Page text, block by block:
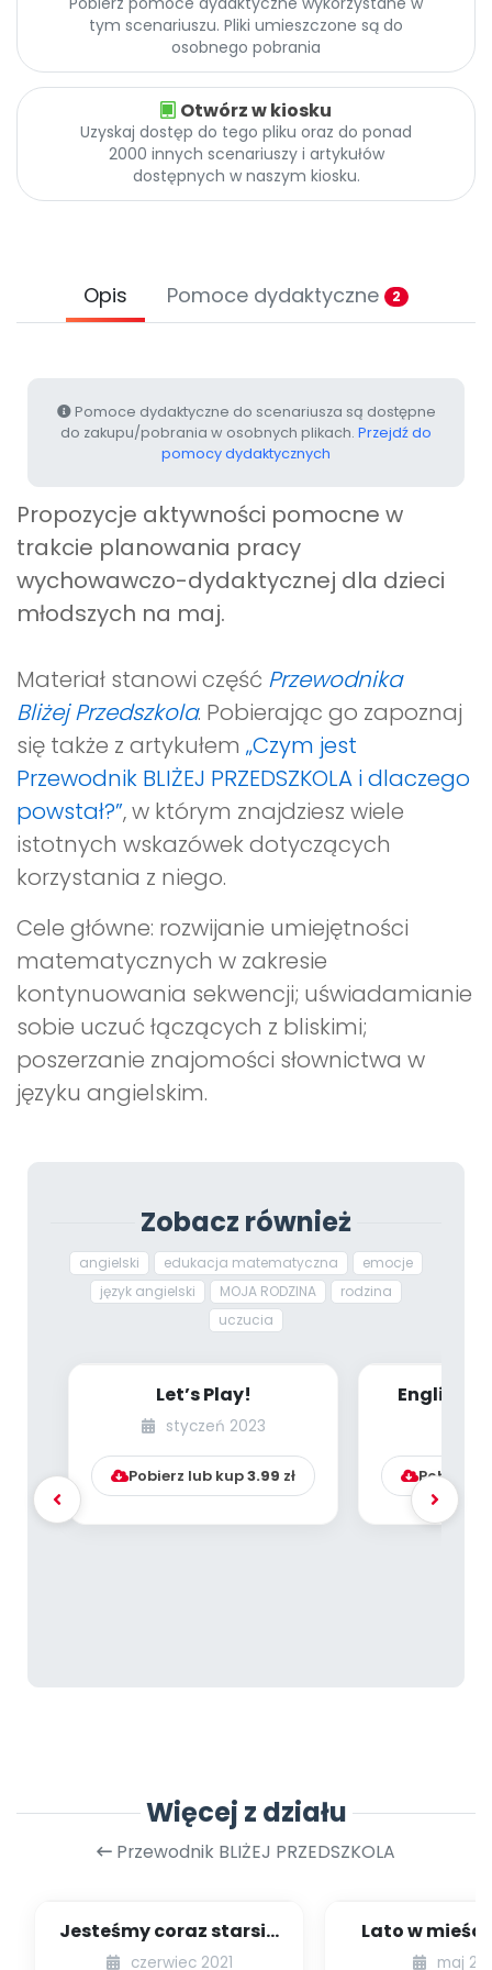
Archiwalne numery
Promocje
tym scenariuszu. Pliki umieszczone są do
osobnego pobrania
Otwórz w kiosku
Uzyskaj dostęp do tego pliku oraz do ponad
2000 innych scenariuszy i artykułów
dostępnych w naszym kiosku.
Opis Pomoce dydaktyczne 2
Pomoce dydaktyczne do scenariusza są dostępne
do zakupu/pobrania w osobnych plikach. Przejdź do
pomocy dydaktycznych
Propozycje aktywności pomocne w
trakcie planowania pracy
wychowawczo-dydaktycznej dla dzieci
młodszych na maj.
Materiał stanowi część Przewodnika
Bliżej Przedszkola. Pobierając go zapoznaj
się także z artykułem „Czym jest
Przewodnik BLIŻEJ PRZEDSZKOLA i dlaczego
powstał?”, w którym znajdziesz wiele
istotnych wskazówek dotyczących
korzystania z niego.
Cele główne: rozwijanie umiejętności
matematycznych w zakresie
kontynuowania sekwencji; uświadamianie
sobie uczuć łączących z bliskimi;
poszerzanie znajomości słownictwa w
języku angielskim.
Zobacz również
angielski edukacja matematyczna
emocje
język angielski
MOJA RODZINA
rodzina
uczucia
Let’s Play!
styczeń 2023
Pobierz lub kup3.99 zł
English
Pobierz
Więcej z działu
Przewodnik BLIŻEJ PRZEDSZKOLA
Jesteśmy coraz starsi -
zestaw
czerwiec 2021
Lato w
dzieci maj